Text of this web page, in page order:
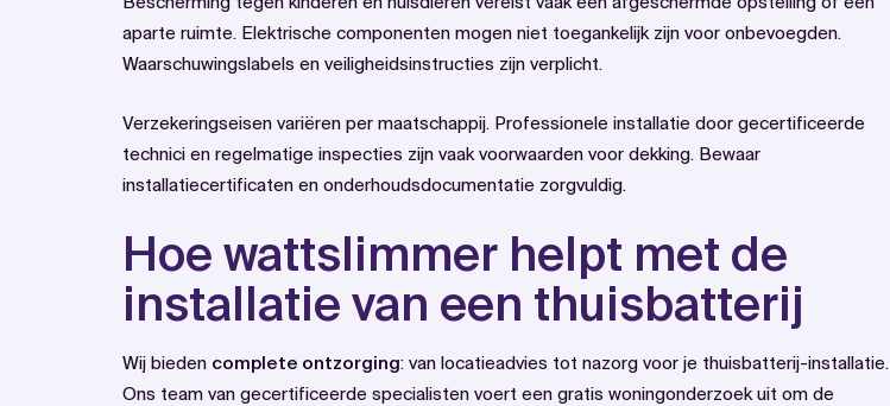
aparte ruimte. Elektrische componenten mogen niet toegankelijk zijn voor onbevoegden.
Waarschuwingslabels en veiligheidsinstructies zijn verplicht.
Verzekeringseisen variëren per maatschappij. Professionele installatie door gecertificeerde
technici en regelmatige inspecties zijn vaak voorwaarden voor dekking. Bewaar
installatiecertificaten en onderhoudsdocumentatie zorgvuldig.
Hoe wattslimmer helpt met de
installatie van een thuisbatterij
Wij bieden complete ontzorging: van locatieadvies tot nazorg voor je thuisbatterij-installatie.
Ons team van gecertificeerde specialisten voert een gratis woningonderzoek uit om de